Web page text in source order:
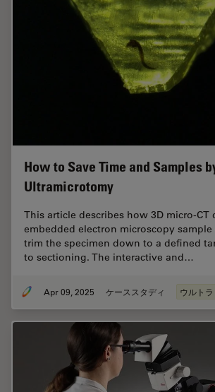
How to Save Time and Samples
Ultramicrotomy
This article describes how 3D micro-CT
embedded electron microscopy sample
trim the specimen down to a defined
to sectioning. The interactive and…
Apr 09, 2025 ケーススタディ ウルト